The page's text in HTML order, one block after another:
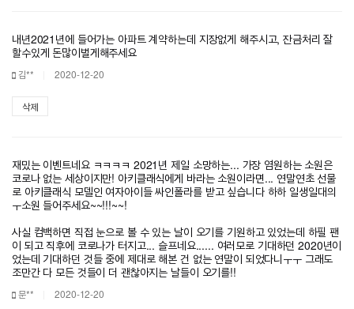
내년2021년에 들어가는 아파트 계약하는데 지장없게 해주시고, 잔금처리 잘
할수있게 돈많이벌게해주세요
김** 2020-12-20
삭제
재밌는 이벤트네요 ㅋㅋㅋㅋ 2021년 제일 소망하는... 가장 염원하는 소원은
코로나 없는 세상이지만! 아키클래식에게 바라는 소원이라면... 연말연초 선물
로 아키클래식 모델인 여자아이들 싸인폴라를 받고 싶습니다 하하 일생일대의
ㅜ소원 들어주세요~~!!!~~!
사실 컴백하면 직접 눈으로 볼 수 있는 날이 오기를 기원하고 있었는데 하필 팬
이 되고 직후에 코로나가 터지고... 슬프네요...... 여러모로 기대하던 2020년이
었는데 기대하던 것들 중에 제대로 해본 건 없는 연말이 되었다니ㅜㅜ 그래도
조만간 다 모든 것들이 더 괜찮아지는 날들이 오기를!!
문** 2020-12-20